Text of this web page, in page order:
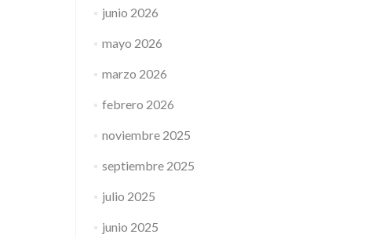
junio 2026
mayo 2026
marzo 2026
febrero 2026
noviembre 2025
septiembre 2025
julio 2025
junio 2025